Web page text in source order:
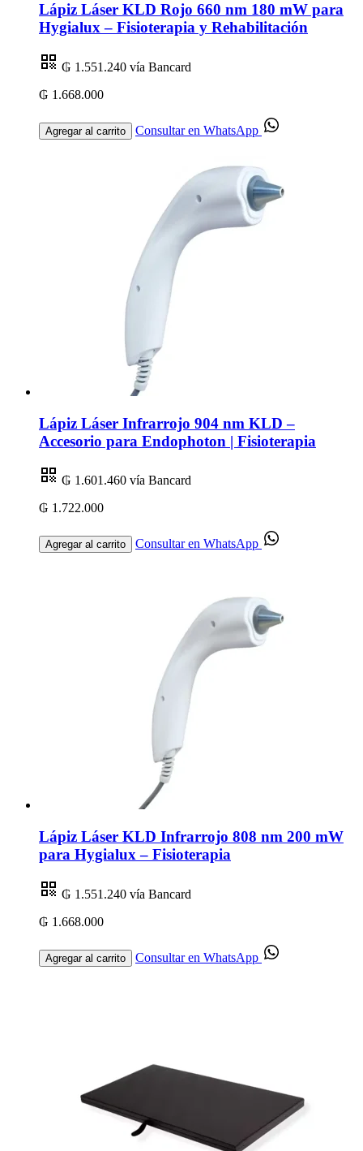
Lápiz Láser KLD Rojo 660 nm 180 mW para
Hygialux – Fisioterapia y Rehabilitación
₲ 1.551.240 vía Bancard
₲ 1.668.000
Agregar al carrito Consultar en WhatsApp
Lápiz Láser Infrarrojo 904 nm KLD –
Accesorio para Endophoton | Fisioterapia
₲ 1.601.460 vía Bancard
₲ 1.722.000
Agregar al carrito Consultar en WhatsApp
Lápiz Láser KLD Infrarrojo 808 nm 200 mW
para Hygialux – Fisioterapia
₲ 1.551.240 vía Bancard
₲ 1.668.000
Agregar al carrito Consultar en WhatsApp